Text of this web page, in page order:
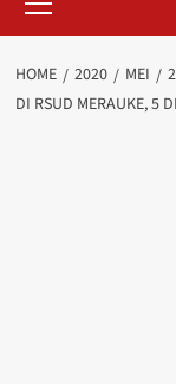
Menu
HOME 2020 MEI
DI RSUD MERAUKE, 5